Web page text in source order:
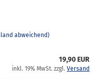
abweichend)
19,90 EUR
inkl. 19% MwSt. zzgl. Versand